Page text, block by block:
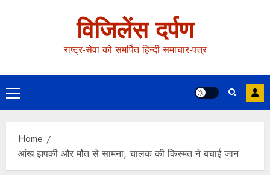
विजिलेंस दर्पण
राष्ट्र-सेवा को समर्पित हिन्दी समाचार-पत्र
Home
आंख झपकी और मौत से सामना, चालक की किस्मत ने बचाई जान